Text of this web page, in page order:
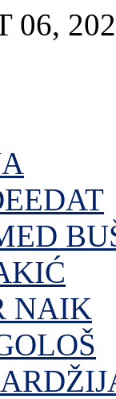
06,
NAIK